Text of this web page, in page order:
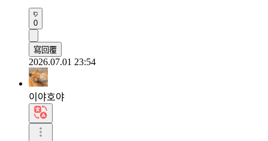
0
寫回覆
2026.07.01 23:54
이야호야